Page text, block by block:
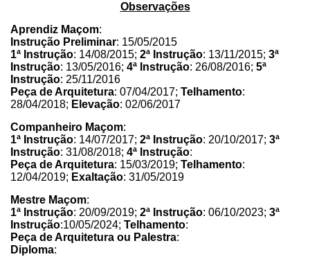
Observações
Aprendiz Maçom:
Instrução Preliminar: 15/05/2015
1ª Instrução: 14/08/2015; 2ª Instrução: 13/11/2015; 3ª
Instrução: 13/05/2016; 4ª Instrução: 26/08/2016; 5ª
Instrução: 25/11/2016
Peça de Arquitetura: 07/04/2017; Telhamento:
28/04/2018; Elevação: 02/06/2017
Companheiro Maçom:
1ª Instrução: 14/07/2017; 2ª Instrução: 20/10/2017; 3ª
Instrução: 31/08/2018; 4ª Instrução:
Peça de Arquitetura: 15/03/2019; Telhamento:
12/04/2019; Exaltação: 31/05/2019
Mestre Maçom:
1ª Instrução: 20/09/2019; 2ª Instrução: 06/10/2023; 3ª
Instrução:10/05/2024; Telhamento:
Peça de Arquitetura ou Palestra:
Diploma: